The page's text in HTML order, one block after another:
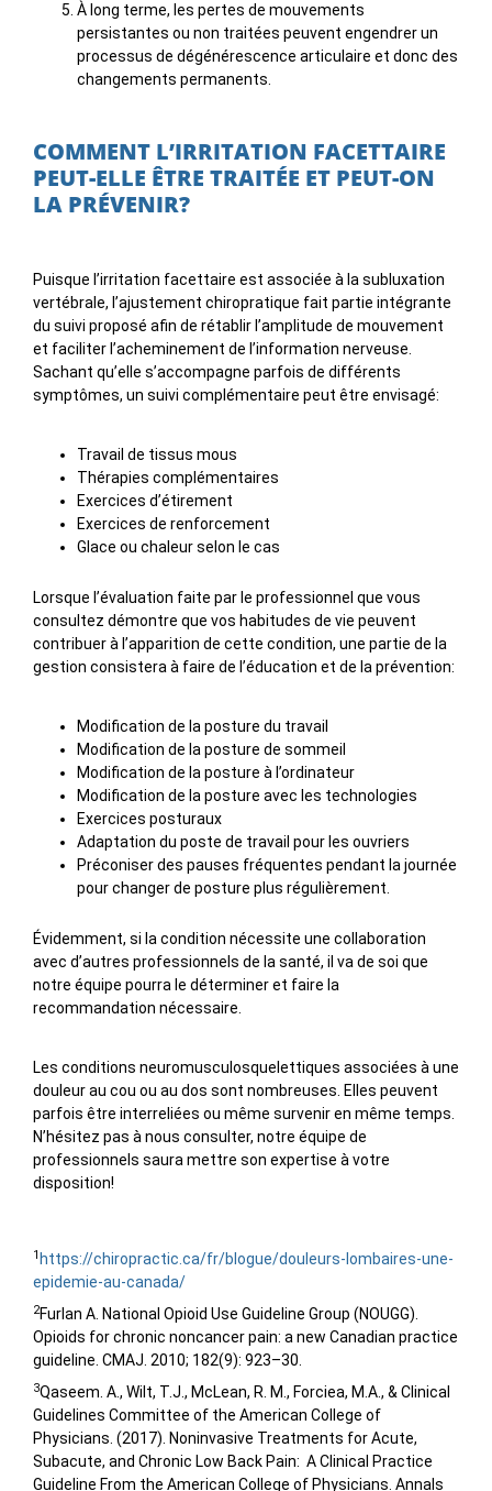
À long terme, les pertes de mouvements
persistantes ou non traitées peuvent engendrer un
processus de dégénérescence articulaire et donc des
changements permanents.
COMMENT L’IRRITATION FACETTAIRE
PEUT-ELLE ÊTRE TRAITÉE ET PEUT-ON
LA PRÉVENIR?
Puisque l’irritation facettaire est associée à la subluxation
vertébrale, l’ajustement chiropratique fait partie intégrante
du suivi proposé afin de rétablir l’amplitude de mouvement
et faciliter l’acheminement de l’information nerveuse.
Sachant qu’elle s’accompagne parfois de différents
symptômes, un suivi complémentaire peut être envisagé:
Travail de tissus mous
Thérapies complémentaires
Exercices d’étirement
Exercices de renforcement
Glace ou chaleur selon le cas
Lorsque l’évaluation faite par le professionnel que vous
consultez démontre que vos habitudes de vie peuvent
contribuer à l’apparition de cette condition, une partie de la
gestion consistera à faire de l’éducation et de la prévention:
Modification de la posture du travail
Modification de la posture de sommeil
Modification de la posture à l’ordinateur
Modification de la posture avec les technologies
Exercices posturaux
Adaptation du poste de travail pour les ouvriers
Préconiser des pauses fréquentes pendant la journée
pour changer de posture plus régulièrement.
Évidemment, si la condition nécessite une collaboration
avec d’autres professionnels de la santé, il va de soi que
notre équipe pourra le déterminer et faire la
recommandation nécessaire.
Les conditions neuromusculosquelettiques associées à une
douleur au cou ou au dos sont nombreuses. Elles peuvent
parfois être interreliées ou même survenir en même temps.
N’hésitez pas à nous consulter, notre équipe de
professionnels saura mettre son expertise à votre
disposition!
1 https://chiropractic.ca/fr/blogue/douleurs-lombaires-une-
epidemie-au-canada/
2Furlan A. National Opioid Use Guideline Group (NOUGG).
Opioids for chronic noncancer pain: a new Canadian practice
guideline. CMAJ. 2010; 182(9): 923–30.
3Qaseem. A., Wilt, T.J., McLean, R. M., Forciea, M.A., & Clinical
Guidelines Committee of the American College of
Physicians. (2017). Noninvasive Treatments for Acute,
Subacute, and Chronic Low Back Pain: A Clinical Practice
Guideline From the American College of Physicians. Annals